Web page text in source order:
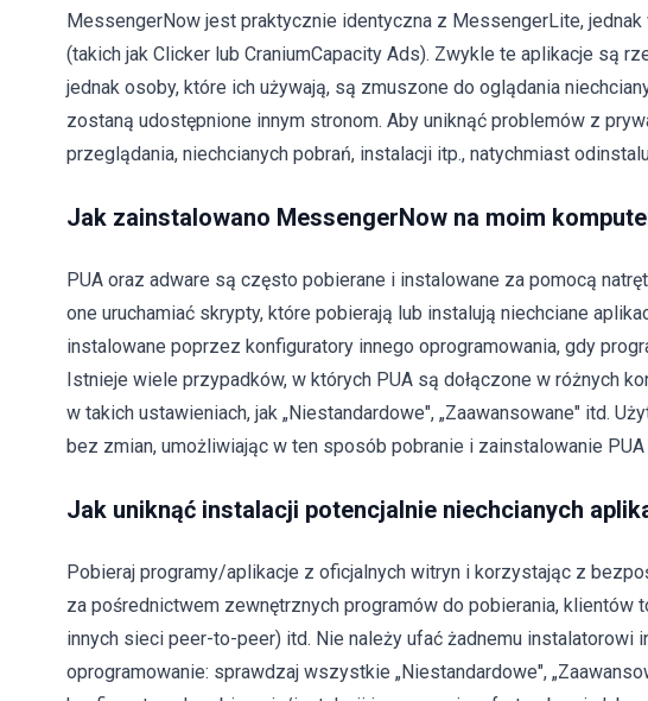
MessengerNow jest praktycznie identyczna z MessengerLite,
(takich jak Clicker lub CraniumCapacity Ads). Zwykle te aplikacje są
jednak osoby, które ich używają, są zmuszone do oglądania
zostaną udostępnione innym stronom. Aby uniknąć problemów z
przeglądania, niechcianych pobrań, instalacji itp., natychmiast
Jak zainstalowano MessengerNow na moim
PUA oraz adware są często pobierane i instalowane za pomocą
one uruchamiać skrypty, które pobierają lub instalują niechciane
instalowane poprzez konfiguratory innego oprogramowania, gdy
Istnieje wiele przypadków, w których PUA są dołączone w różnych
w takich ustawieniach, jak „Niestandardowe", „Zaawansowane" itd.
bez zmian, umożliwiając w ten sposób pobranie i zainstalowanie
Jak uniknąć instalacji potencjalnie niechcianych
Pobieraj programy/aplikacje z oficjalnych witryn i korzystając z
za pośrednictwem zewnętrznych programów do pobierania, klientów
innych sieci peer-to-peer) itd. Nie należy ufać żadnemu instalatorowi
oprogramowanie: sprawdzaj wszystkie „Niestandardowe",